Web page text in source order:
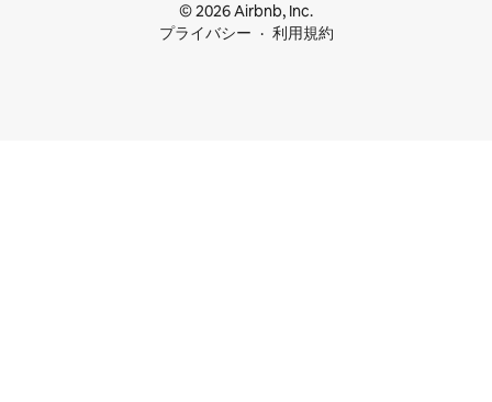
© 2026 Airbnb, Inc.
プライバシー
利用規約